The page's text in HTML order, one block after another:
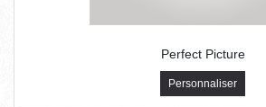
Perfect Picture
Personnaliser